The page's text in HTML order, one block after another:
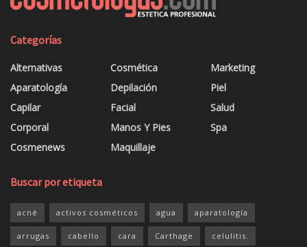
Categorías
Alternativas
Aparatología
Capilar
Corporal
Cosmenews
Cosmética
Depilación
Facial
Manos Y Pies
Maquillaje
Marketing
Piel
Salud
Spa
Buscar por etiqueta
acné activos cosméticos agua aparatología
arrugas cabello cara Carthage celulitis.